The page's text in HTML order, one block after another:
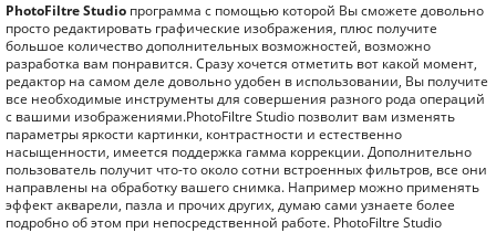
PhotoFiltre Studio программа с помощью которой Вы сможете довольно
просто редактировать графические изображения, плюс получите
большое количество дополнительных возможностей, возможно
разработка вам понравится. Сразу хочется отметить вот какой момент,
редактор на самом деле довольно удобен в использовании, Вы получите
все необходимые инструменты для совершения разного рода операций
с вашими изображениями.PhotoFiltre Studio позволит вам изменять
параметры яркости картинки, контрастности и естественно
насыщенности, имеется поддержка гамма коррекции. Дополнительно
пользователь получит что-то около сотни встроенных фильтров, все они
направлены на обработку вашего снимка. Например можно применять
эффект акварели, пазла и прочих других, думаю сами узнаете более
подробно об этом при непосредственной работе. PhotoFiltre Studio